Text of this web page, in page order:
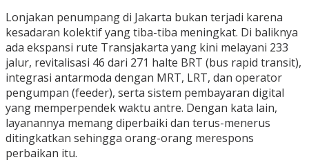
Lonjakan penumpang di Jakarta bukan terjadi karena
kesadaran kolektif yang tiba-tiba meningkat. Di baliknya
ada ekspansi rute Transjakarta yang kini melayani 233
jalur, revitalisasi 46 dari 271 halte BRT (bus rapid transit),
integrasi antarmoda dengan MRT, LRT, dan operator
pengumpan (feeder), serta sistem pembayaran digital
yang memperpendek waktu antre. Dengan kata lain,
layanannya memang diperbaiki dan terus-menerus
ditingkatkan sehingga orang-orang merespons
perbaikan itu.